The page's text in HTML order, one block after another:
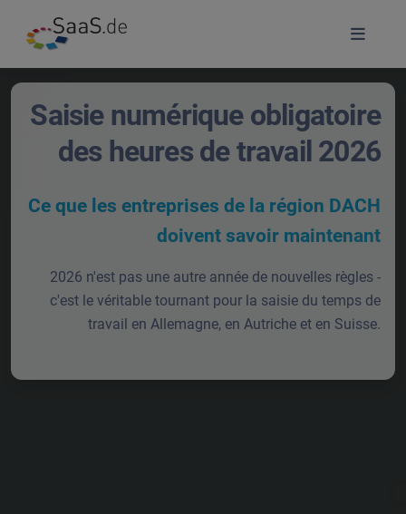
Saisie numérique obligatoire
des heures de travail 2026
Ce que les entreprises de la région DACH
doivent savoir maintenant
2026 n'est pas une autre année de nouvelles règles -
c'est le véritable tournant pour la saisie du temps de
travail en Allemagne, en Autriche et en Suisse.